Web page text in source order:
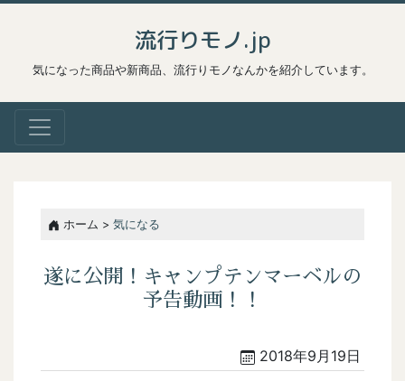
流行りモノ.jp
気になった商品や新商品、流行りモノなんかを紹介しています。
ホーム > 気になる
遂に公開！キャンプテンマーベルの
予告動画！！
2018年9月19日